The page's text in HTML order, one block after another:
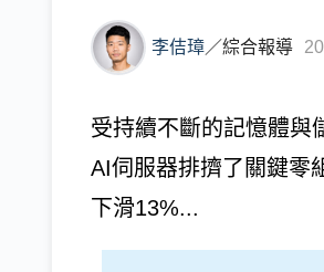
李佶璋／綜合報導
受持續不斷的記憶體與
AI伺服器排擠了關鍵零
下滑13%...